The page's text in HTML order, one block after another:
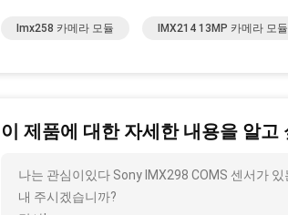
Imx258 카메라 모듈 IMX214 13MP 카메라 모듈
이 제품에 대한 자세한 내용을 알고
나는 관심이있다 Sony IMX298 COMS 센서가
내 주시겠습니까?